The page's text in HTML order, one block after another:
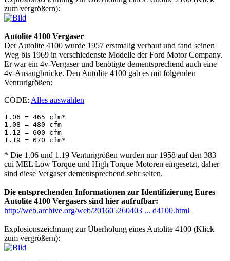
zum vergrößern):
Autolite 4100 Vergaser
Der Autolite 4100 wurde 1957 erstmalig verbaut und fand seinen
Weg bis 1969 in verschiedenste Modelle der Ford Motor Company.
Er war ein 4v-Vergaser und benötigte dementsprechend auch eine
4v-Ansaugbrücke. Den Autolite 4100 gab es mit folgenden
Venturigrößen:
CODE: Alles auswählen
1.06 = 465 cfm*
1.08 = 480 cfm
1.12 = 600 cfm
1.19 = 670 cfm*
* Die 1.06 und 1.19 Venturigrößen wurden nur 1958 auf den 383
cui MEL Low Torque und High Torque Motoren eingesetzt, daher
sind diese Vergaser dementsprechend sehr selten.
Die entsprechenden Informationen zur Identifizierung Eures
Autolite 4100 Vergasers sind hier aufrufbar:
http://web.archive.org/web/201605260403 ... d4100.html
Explosionszeichnung zur Überholung eines Autolite 4100 (Klick
zum vergrößern):